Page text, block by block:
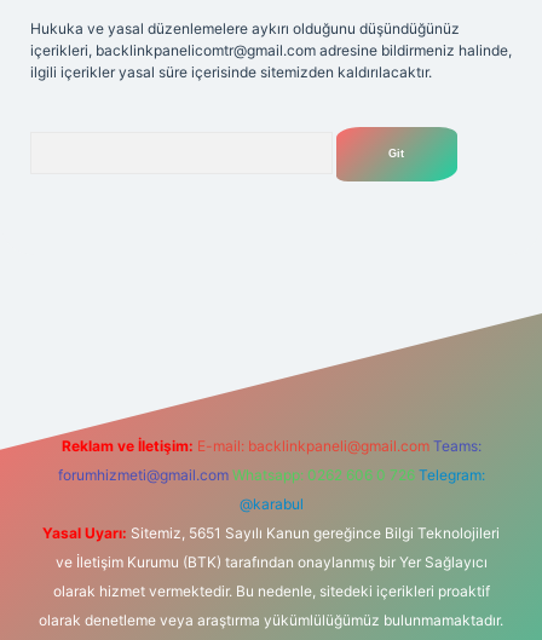
Hukuka ve yasal düzenlemelere aykırı olduğunu düşündüğünüz
içerikleri, backlinkpanelicomtr@gmail.com adresine bildirmeniz halinde,
ilgili içerikler yasal süre içerisinde sitemizden kaldırılacaktır.
Reklam ve İletişim: E-mail: backlinkpaneli@gmail.com Teams:
forumhizmeti@gmail.com Whatsapp: 0262 606 0 726 Telegram:
@karabul
Yasal Uyarı: Sitemiz, 5651 Sayılı Kanun gereğince Bilgi Teknolojileri
ve İletişim Kurumu (BTK) tarafından onaylanmış bir Yer Sağlayıcı
olarak hizmet vermektedir. Bu nedenle, sitedeki içerikleri proaktif
olarak denetleme veya araştırma yükümlülüğümüz bulunmamaktadır.